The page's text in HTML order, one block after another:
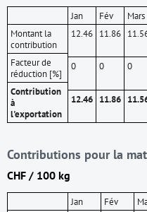
Montant la
contribution
Facteur de
réduction [%]
Contribution
à
l'exportation
Jan
12.46
0
12.46
Fév
11.86
0
11.86
Mars
0
Contributions pour la
CHF / 100 kg
Jan
Fév